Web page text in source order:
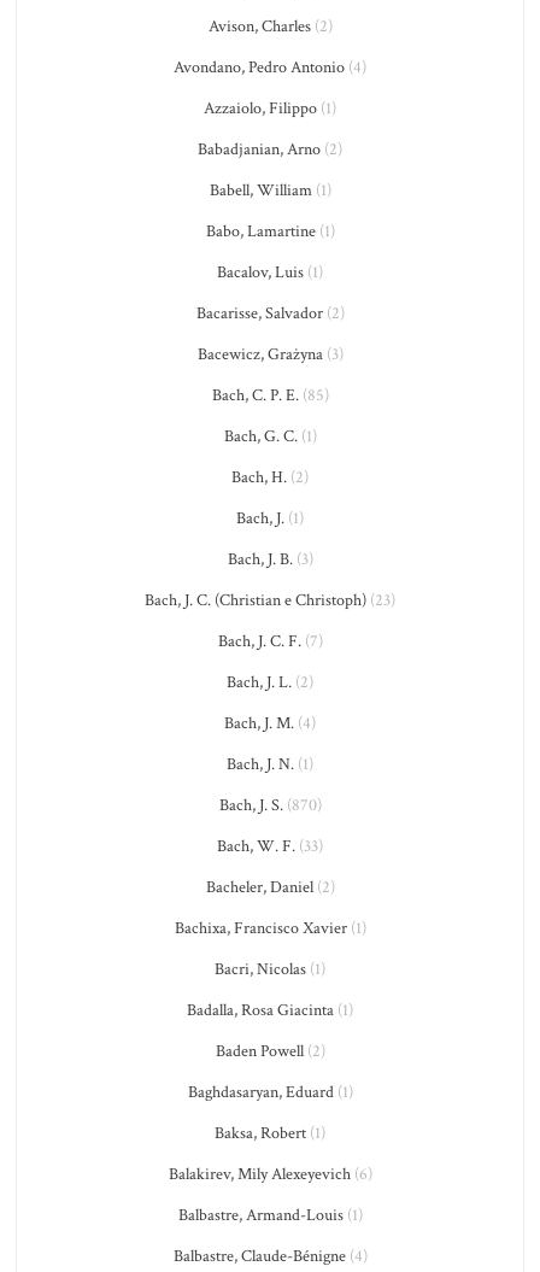
Avison, Charles(2)
Avondano, Pedro Antonio (4)
Azzaiolo, Filippo (1)
Babadjanian, Arno (2)
Babell, William(1)
Babo, Lamartine(1)
Bacalov, Luis (1)
Bacarisse, Salvador(2)
Bacewicz, Grażyna(3)
Bach, C. P. E.(85)
Bach, G. C.(1)
Bach, H. (2)
Bach, J. (1)
Bach, J. B.(3)
Bach, J. C. (Christian e Christoph) (23)
Bach, J. C. F.(7)
Bach, J. L. (2)
Bach, J. M. (4)
Bach, J. N. (1)
Bach, J. S.(870)
Bach, W. F. (33)
Bacheler, Daniel(2)
Bachixa, Francisco Xavier(1)
Bacri, Nicolas (1)
Badalla, Rosa Giacinta (1)
Baden Powell(2)
Baghdasaryan, Eduard(1)
Baksa, Robert (1)
Balakirev, Mily Alexeyevich(6)
Balbastre, Armand-Louis(1)
Balbastre, Claude-Bénigne(4)